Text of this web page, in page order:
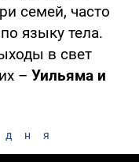
семей, часто
языку тела.
в свет
– Уильяма и